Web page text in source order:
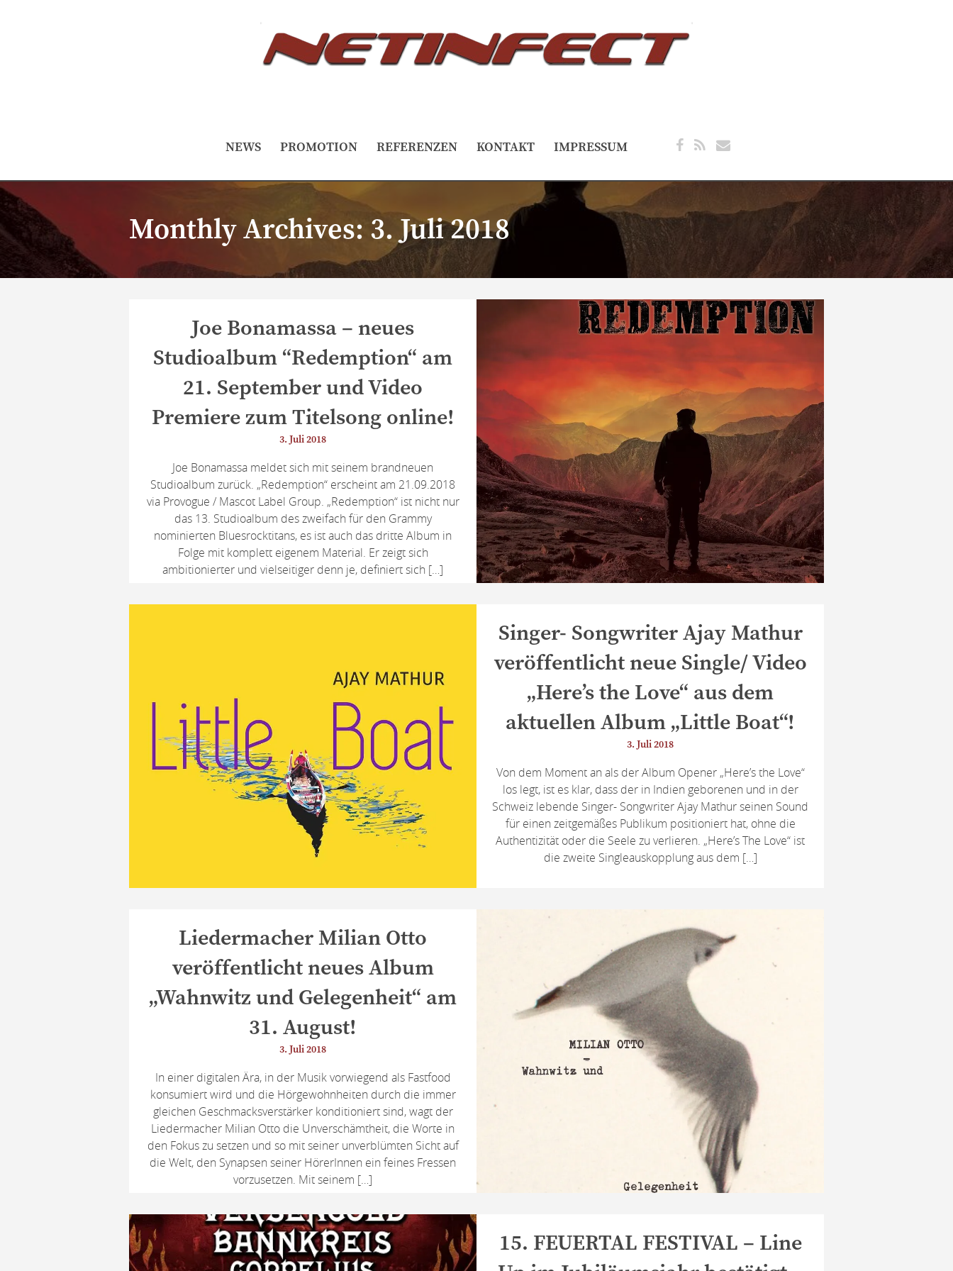
NEWS PROMOTION REFERENZEN KONTAKT IMPRESSUM
Monthly Archives: 3. Juli 2018
Joe Bonamassa – neues
Studioalbum “Redemption“ am
21. September und Video
Premiere zum Titelsong online!
3. Juli 2018
Joe Bonamassa meldet sich mit seinem brandneuen
Studioalbum zurück. „Redemption“ erscheint am 21.09.2018
via Provogue / Mascot Label Group. „Redemption“ ist nicht nur
das 13. Studioalbum des zweifach für den Grammy
nominierten Bluesrocktitans, es ist auch das dritte Album in
Folge mit komplett eigenem Material. Er zeigt sich
ambitionierter und vielseitiger denn je, definiert sich […]
Singer- Songwriter Ajay Mathur
veröffentlicht neue Single/ Video
„Here’s the Love“ aus dem
aktuellen Album „Little Boat“!
3. Juli 2018
Von dem Moment an als der Album Opener „Here’s the Love“
los legt, ist es klar, dass der in Indien geborenen und in der
Schweiz lebende Singer- Songwriter Ajay Mathur seinen Sound
für einen zeitgemäßes Publikum positioniert hat, ohne die
Authentizität oder die Seele zu verlieren. „Here’s The Love“ ist
die zweite Singleauskopplung aus dem […]
Liedermacher Milian Otto
veröffentlicht neues Album
„Wahnwitz und Gelegenheit“ am
31. August!
3. Juli 2018
In einer digitalen Ära, in der Musik vorwiegend als Fastfood
konsumiert wird und die Hörgewohnheiten durch die immer
gleichen Geschmacksverstärker konditioniert sind, wagt der
Liedermacher Milian Otto die Unverschämtheit, die Worte in
den Fokus zu setzen und so mit seiner unverblümten Sicht auf
die Welt, den Synapsen seiner HörerInnen ein feines Fressen
vorzusetzen. Mit seinem […]
15. FEUERTAL FESTIVAL – Line